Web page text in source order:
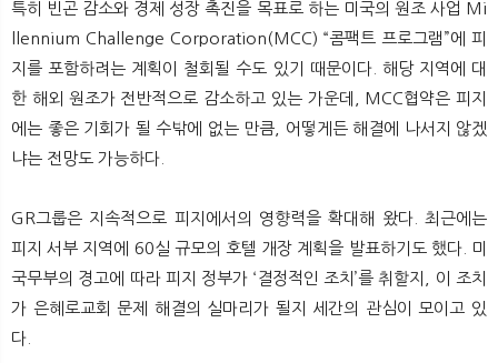
특히 빈곤 감소와 경제 성장 촉진을 목표로 하는 미국의 원조 사업 Mi
llennium Challenge Corporation(MCC) “콤팩트 프로그램”에 피
지를 포함하려는 계획이 철회될 수도 있기 때문이다. 해당 지역에 대
한 해외 원조가 전반적으로 감소하고 있는 가운데, MCC협약은 피지
에는 좋은 기회가 될 수밖에 없는 만큼, 어떻게든 해결에 나서지 않겠
냐는 전망도 가능하다.
GR그룹은 지속적으로 피지에서의 영향력을 확대해 왔다. 최근에는
피지 서부 지역에 60실 규모의 호텔 개장 계획을 발표하기도 했다. 미
국무부의 경고에 따라 피지 정부가 ‘결정적인 조치’를 취할지, 이 조치
가 은혜로교회 문제 해결의 실마리가 될지 세간의 관심이 모이고 있
다.